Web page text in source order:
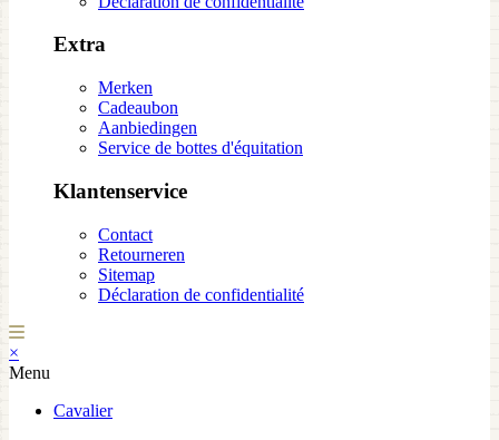
Extra
Merken
Cadeaubon
Aanbiedingen
Service de bottes d'équitation
Klantenservice
Contact
Retourneren
Sitemap
Déclaration de confidentialité
×
Menu
Cavalier